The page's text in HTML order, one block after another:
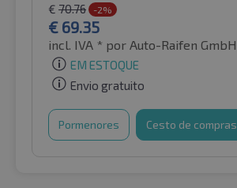
€ 70.76 -2%
€ 69.35
incl. IVA * por Auto-Raifen GmbH
EM ESTOQUE
Envio gratuito
Pormenores Cesto de compras